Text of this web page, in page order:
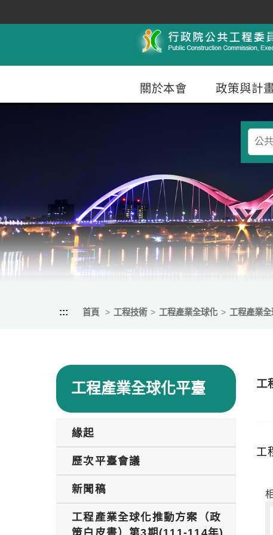
行政院公共工程委員會
關於本會 政策與計
查
條
::: 首頁 工程技術 工程產業全球化 工程產業
工程產業全球化平臺
緣起
歷次平臺會議
新聞稿
工程產業全球化推動方案（政
策白皮書）第3期(111-114年)
工
工